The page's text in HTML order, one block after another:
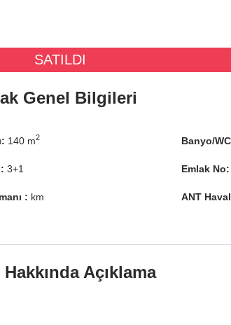
SATILDI
Genel Bilgileri
140 m2
3+1
: km
Banyo/
Emlak No:
ANT
Açıklama